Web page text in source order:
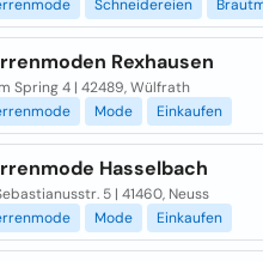
Schneidereien
Rexhausen
Spring 4 | 42489, Wülfrath
Mode Einkaufen
Hasselbach
5 | 41460, Neuss
Mode Einkaufen